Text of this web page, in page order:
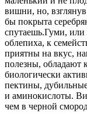
вишни, но,
бы покрыта
спутаешь.Гуми, или
облепиха, к
приятны на вкус,
полезны, обладают
биологически
пектины,
и аминокислоты.
чем в черной